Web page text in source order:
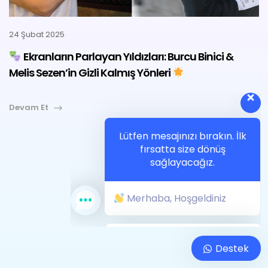
24 Şubat 2025
Ekranların Parlayan Yıldızları: Burcu Binici &
Melis Sezen’in Gizli Kalmış Yönleri
Devam Et
Lütfen mesajınızı bırakın. İlk
fırsatta size dönüş
sağlayacağız.
Merhaba, Hoşgeldiniz
Destek
İLETIŞIM